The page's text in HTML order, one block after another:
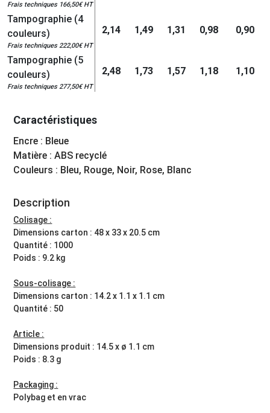
Frais techniques 166,50€ HT
Tampographie (4
couleurs)
Frais techniques 222,00€ HT
2,14 1,49 1,31 0,98 0,90
Tampographie (5
couleurs)
Frais techniques 277,50€ HT
2,48 1,73 1,57 1,18 1,10
Caractéristiques
Encre : Bleue
Matière : ABS recyclé
Couleurs : Bleu, Rouge, Noir, Rose, Blanc
Description
Colisage :
Dimensions carton : 48 x 33 x 20.5 cm
Quantité : 1000
Poids : 9.2 kg
Sous-colisage :
Dimensions carton : 14.2 x 1.1 x 1.1 cm
Quantité : 50
Article :
Dimensions produit : 14.5 x ø 1.1 cm
Poids : 8.3 g
Packaging :
Polybag et en vrac